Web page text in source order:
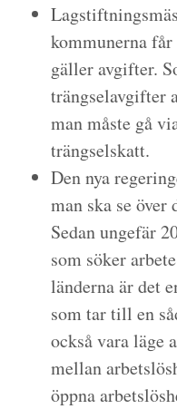
kommunerna
gäller avgifter.
trängselavgifter
man måste gå
trängselskatt.
Den nya
man ska se
Sedan ungefär
som söker
länderna är det
som tar till en
också vara läge
mellan
öppna